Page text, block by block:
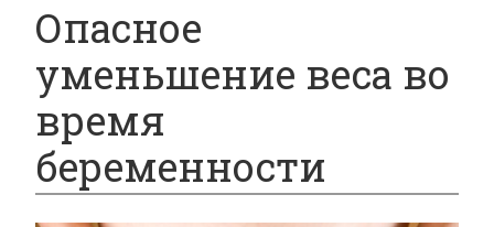
Опасное
уменьшение веса во
время
беременности